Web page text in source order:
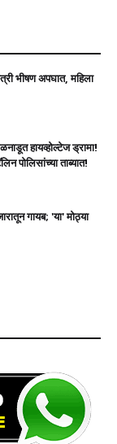
भीषण अपघात, महिला
हायव्होल्टेज ड्रामा!
पोलिसांच्या ताब्यात!
गायब; 'या' मोठ्या